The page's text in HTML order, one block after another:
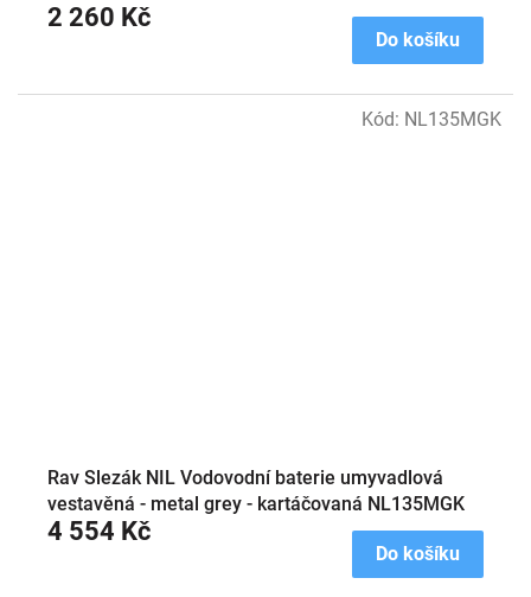
2 260 Kč
Do košíku
Rav Slezák NIL Vodovodní baterie umyvadlová
vestavěná - metal grey - kartáčovaná NL135MGK
4 554 Kč
Do košíku
Kód: NL135MGK